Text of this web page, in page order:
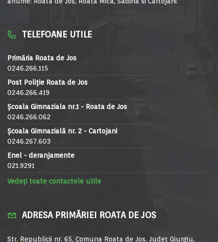
TELEFOANE UTILE
Primăria Roata de Jos
0246.266.115
Post Poliție Roata de Jos
0246.266.419
Școala Gimnaziala nr.1 - Roata de Jos
0246.266.062
Școala Gimnazială nr. 2 - Cartojani
0246.267.603
Enel - deranjamente
021.9291
Vedeți toate contactele utile
ADRESA PRIMĂRIEI ROATA DE JOS
Str. Republicii nr. 65, Comuna Roata de Jos, Județ Giurgiu,